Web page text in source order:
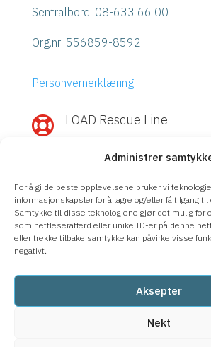
Administrer
For å gi de beste opplevelsene bruker vi
informasjonskapsler for å lagre og/eller få tilgang
Samtykke til disse teknologiene gjør det mulig for
som nettleseratferd eller unike ID-er på denne
eller trekke tilbake samtykke kan påvirke visse
negativt.
Aksepter
Nekt
Sentralbord: 08-633 66 00
Org.nr: 556859-8592
Personvernerklæring
 LOAD Rescue Line
Storage?
med våre eksperter,
supportavtale.